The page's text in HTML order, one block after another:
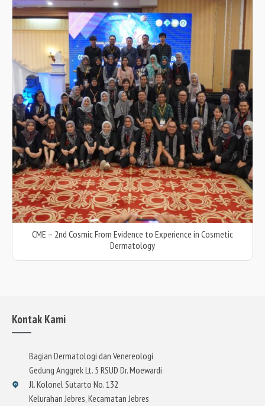
CME – 2nd Cosmic From Evidence to Experience in Cosmetic
Dermatology
Kontak Kami
Bagian Dermatologi dan Venereologi
Gedung Anggrek Lt. 5 RSUD Dr. Moewardi
Jl. Kolonel Sutarto No. 132
Kelurahan Jebres, Kecamatan Jebres